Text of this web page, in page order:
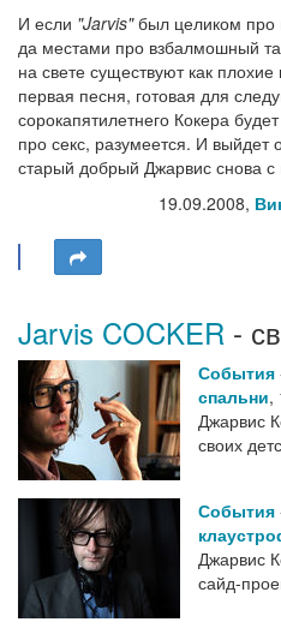
И если "Jarvis"был целиком про
да местами про взбалмошный
на свете существуют как
первая песня, готовая для
сорокапятилетнего Кокера
про секс, разумеется. И
старый добрый Джарвис снова
19.09.2008,
Jarvis COCKER -
События
спальни,
Джарвис
своих
События
Джарвис
сайд-